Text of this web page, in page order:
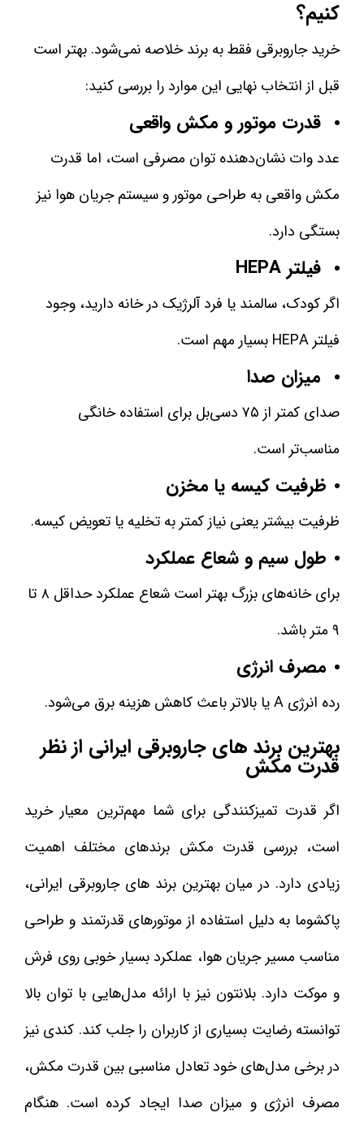
کنیم؟
خرید جاروبرقی فقط به برند خلاصه نمی‌شود. بهتر است
قبل از انتخاب نهایی این موارد را بررسی کنید:
قدرت موتور و مکش واقعی
عدد وات نشان‌دهنده توان مصرفی است، اما قدرت
مکش واقعی به طراحی موتور و سیستم جریان هوا نیز
بستگی دارد.
فیلتر HEPA
اگر کودک، سالمند یا فرد آلرژیک در خانه دارید، وجود
فیلتر HEPA بسیار مهم است.
میزان صدا
صدای کمتر از ۷۵ دسی‌بل برای استفاده خانگی
مناسب‌تر است.
ظرفیت کیسه یا مخزن
ظرفیت بیشتر یعنی نیاز کمتر به تخلیه یا تعویض کیسه.
طول سیم و شعاع عملکرد
برای خانه‌های بزرگ بهتر است شعاع عملکرد حداقل ۸ تا
۹ متر باشد.
مصرف انرژی
رده انرژی A یا بالاتر باعث کاهش هزینه برق می‌شود.
بهترین برند های جاروبرقی ایرانی از نظر
قدرت مکش
اگر قدرت تمیزکنندگی برای شما مهم‌ترین معیار خرید
است، بررسی قدرت مکش برندهای مختلف اهمیت
زیادی دارد. در میان بهترین برند های جاروبرقی ایرانی،
پاکشوما به دلیل استفاده از موتورهای قدرتمند و طراحی
مناسب مسیر جریان هوا، عملکرد بسیار خوبی روی فرش
و موکت دارد. بلانتون نیز با ارائه مدل‌هایی با توان بالا
توانسته رضایت بسیاری از کاربران را جلب کند. کندی نیز
در برخی مدل‌های خود تعادل مناسبی بین قدرت مکش،
مصرف انرژی و میزان صدا ایجاد کرده است. هنگام